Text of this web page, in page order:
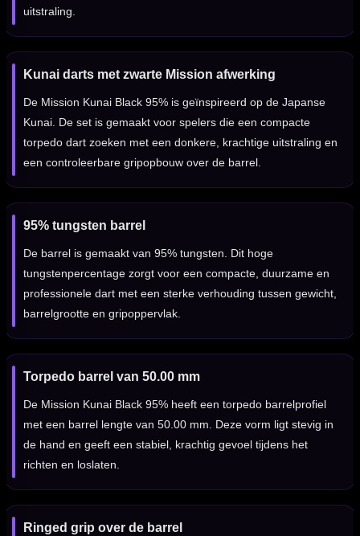
uitstraling.
Kunai darts met zwarte Mission afwerking
De Mission Kunai Black 95% is geïnspireerd op de Japanse
Kunai. De set is gemaakt voor spelers die een compacte
torpedo dart zoeken met een donkere, krachtige uitstraling en
een controleerbare gripopbouw over de barrel.
95% tungsten barrel
De barrel is gemaakt van 95% tungsten. Dit hoge
tungstenpercentage zorgt voor een compacte, duurzame en
professionele dart met een sterke verhouding tussen gewicht,
barrelgrootte en gripoppervlak.
Torpedo barrel van 50.00 mm
De Mission Kunai Black 95% heeft een torpedo barrelprofiel
met een barrel lengte van 50.00 mm. Deze vorm ligt stevig in
de hand en geeft een stabiel, krachtig gevoel tijdens het
richten en loslaten.
Ringed grip over de barrel